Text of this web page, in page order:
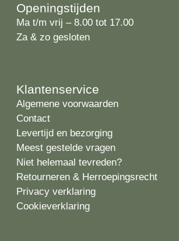
Openingstijden
Ma t/m vrij – 8.00 tot 17.00
Za & zo gesloten
Klantenservice
Algemene voorwaarden
Contact
Levertijd en bezorging
Meest gestelde vragen
Niet helemaal tevreden?
Retourneren & Herroepingsrecht
Privacy verklaring
Cookieverklaring